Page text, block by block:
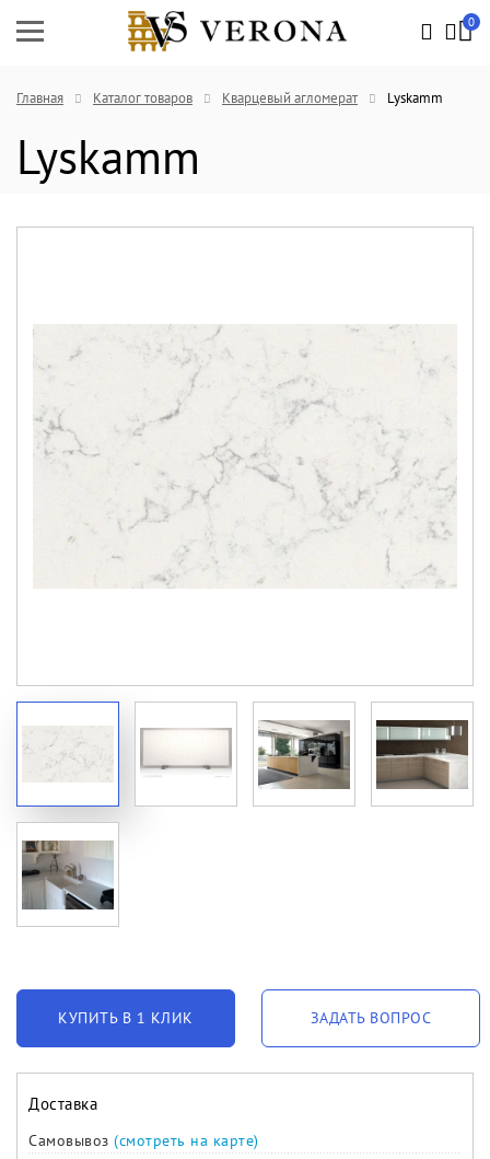
0
Главная Каталог товаров Кварцевый агломерат Lyskamm
Lyskamm
КУПИТЬ В 1 КЛИК ЗАДАТЬ ВОПРОС
Доставка
Самовывоз (смотреть на карте)